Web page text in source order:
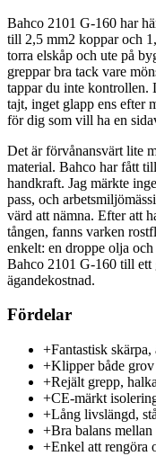
Bahco 2101 G-160 har
till 2,5 mm2 koppar och
torra elskåp och ute på
greppar bra tack vare
tappar du inte kontrollen.
tajt, inget glapp ens efter
för dig som vill ha en
Det är förvånansvärt lite
material. Bahco har fått
handkraft. Jag märkte
pass, och
värd att nämna. Efter att
tången, fanns varken
enkelt: en droppe olja
Bahco 2101 G-160 till ett
ägandekostnad.
Fördelar
+Fantastisk
+Klipper både
+Rejält grepp,
+CE-märkt
+Lång livslängd,
+Bra balans
+Enkel att rengöra